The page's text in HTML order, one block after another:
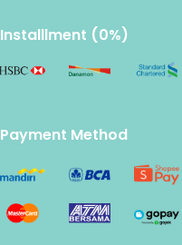
Installlment (0%)
Payment Method